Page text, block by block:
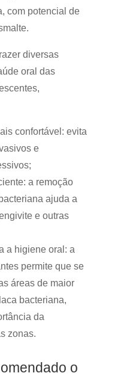
com potencial de
diversas
oral das
confortável: evita
e
a remoção
ajuda a
e outras
a higiene oral: a
permite que se
áreas de maior
bacteriana,
da
zonas.
o